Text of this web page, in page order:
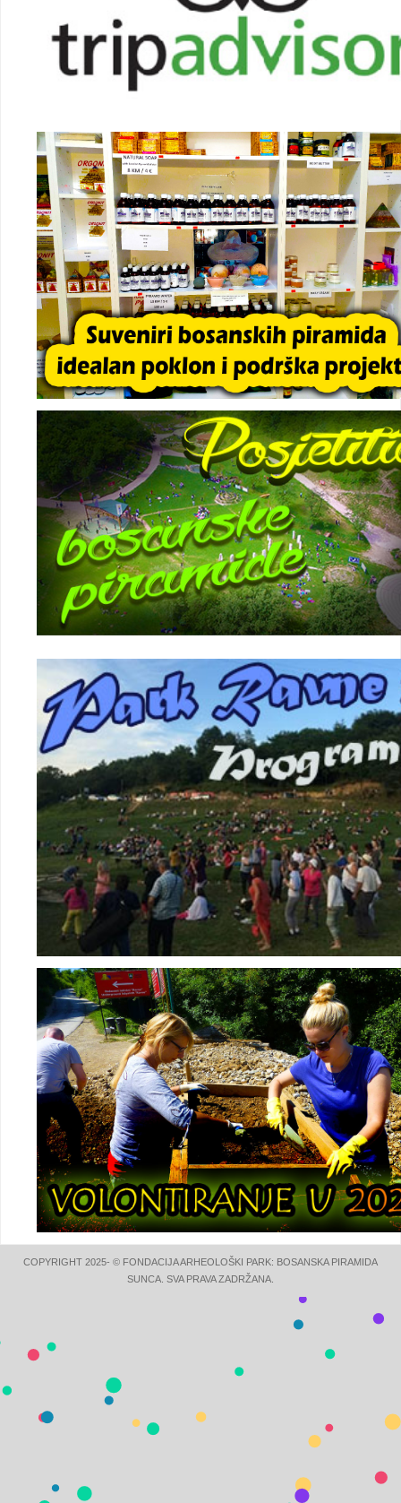
COPYRIGHT 2025- © FONDACIJA ARHEOLOŠKI PARK: BOSANSKA PIRAMIDA
SUNCA. SVA PRAVA ZADRŽANA.